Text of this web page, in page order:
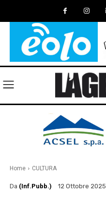
Home CULTURA
Da (Inf.Pubb.) 12 Ottobre 2025